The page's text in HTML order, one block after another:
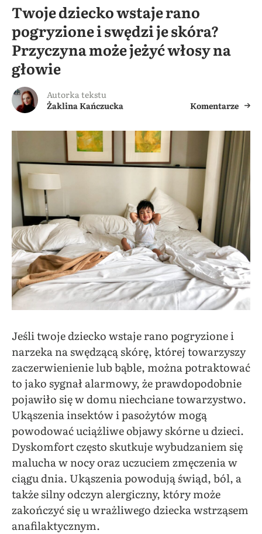
Twoje dziecko wstaje rano
pogryzione i swędzi je skóra?
Przyczyna może jeżyć włosy na
głowie
Autorka tekstu
Żaklina Kańczucka
Komentarze
Jeśli twoje dziecko wstaje rano pogryzione i
narzeka na swędzącą skórę, której towarzyszy
zaczerwienienie lub bąble, można potraktować
to jako sygnał alarmowy, że prawdopodobnie
pojawiło się w domu niechciane towarzystwo.
Ukąszenia insektów i pasożytów mogą
powodować uciążliwe objawy skórne u dzieci.
Dyskomfort często skutkuje wybudzaniem się
malucha w nocy oraz uczuciem zmęczenia w
ciągu dnia. Ukąszenia powodują świąd, ból, a
także silny odczyn alergiczny, który może
zakończyć się u wrażliwego dziecka wstrząsem
anafilaktycznym.